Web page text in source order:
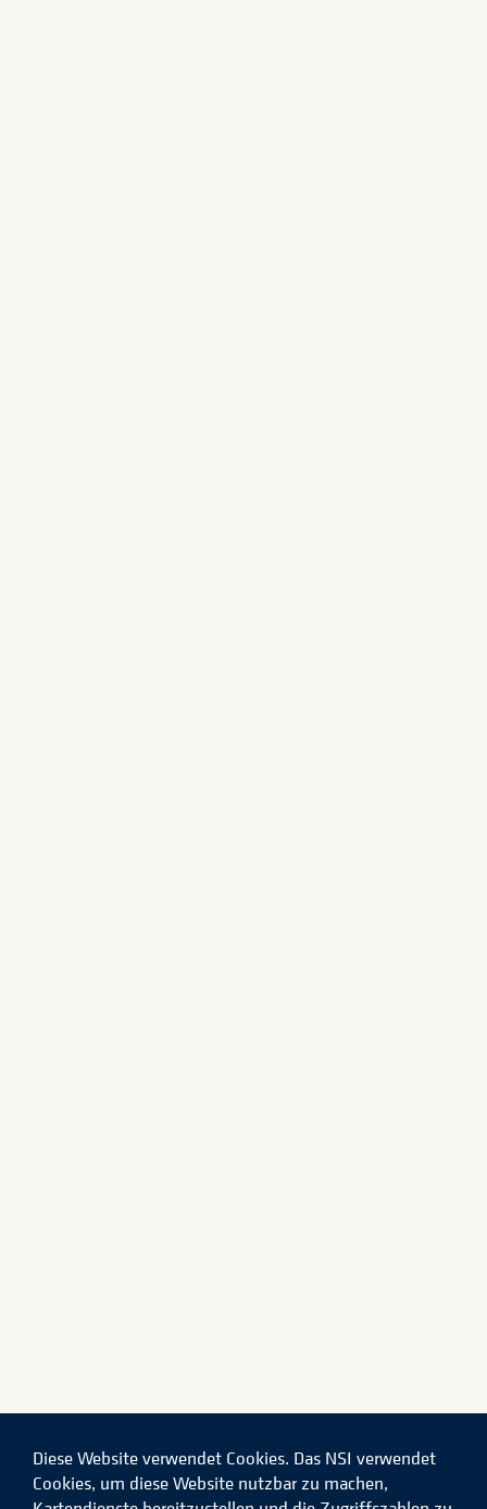
Diese Website verwendet Cookies. Das NSI verwendet
Cookies, um diese Website nutzbar zu machen,